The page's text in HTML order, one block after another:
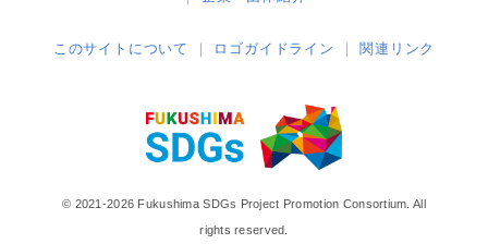
このサイトについて ロゴガイドライン 関連リンク
© 2021-2026 Fukushima SDGs Project Promotion Consortium. All
rights reserved.